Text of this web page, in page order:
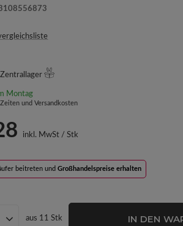
Montag
und Versandkosten
inkl. MwSt /Stk
beitreten undGroßhandelspreise erhalten
aus 11Stk IN DEN